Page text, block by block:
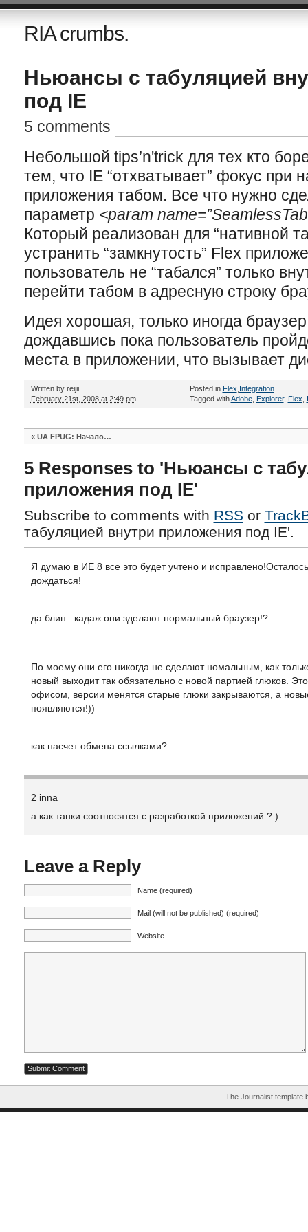
RIA crumbs.
Ньюансы с табуляцией
под IE
5 comments
Небольшой tips’n'trick для тех кто
тем, что IE “отхватывает” фокус при
приложения табом. Все что нужно
параметр <param
Который реализован для “нативной
устранить “замкнутость” Flex
пользователь не “табался” только
перейти табом в адресную строку
Идея хорошая, только иногда
дождавшись пока пользователь
места в приложении, что вызывает
Written by reijii
February 21st, 2008 at 2:49 pm
Posted in Flex Integration
Tagged withAdobe, Explorer, Flex
« UA FPUG: Начало…
5 Responses to 'Ньюансы с
приложения под IE'
Subscribe to comments with RSS or
табуляцией внутри приложения под IE'.
Я думаю в ИЕ 8 все это будет учтено и
дождаться!
да блин.. кадаж они зделают нормальный браузер!?
По моему они его никогда не сделают номальным, как
новый выходит так обязательно с новой партией глюков. Это
офисом, версии менятся старые глюки закрываются, а
появляются!))
как насчет обмена ссылками?
2 inna
а как танки соотносятся с разработкой приложений ? )
Leave a Reply
Name (required)
Mail (will not be published) (required)
Website
The Journalist template